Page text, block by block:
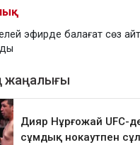
эфирде балағат сөз